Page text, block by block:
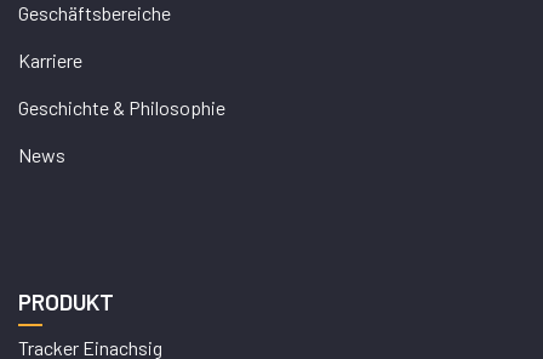
Geschäftsbereiche
Karriere
Geschichte & Philosophie
News
PRODUKT
Tracker Einachsig